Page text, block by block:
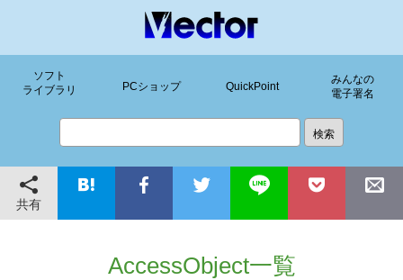
ソフト
ライブラリ
PCショップ QuickPoint
みんなの
電子署名
共有
AccessObject一覧